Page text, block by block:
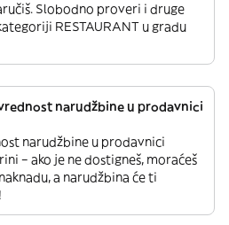
Slobodno proveri i druge
RESTAURANT u gradu
narudžbine u prodavnici
narudžbine u prodavnici
– ako je ne dostigneš, moraćeš
a narudžbina će ti